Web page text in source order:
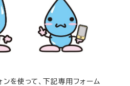
を使って、下記専用フォーム